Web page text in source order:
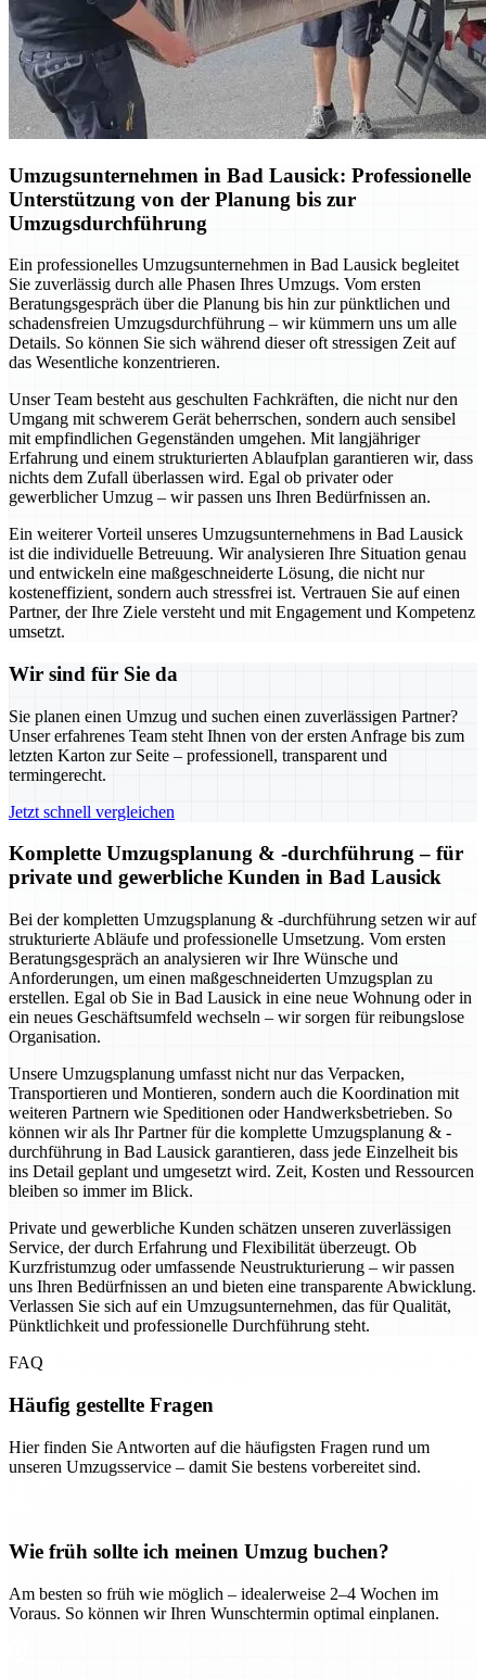
Umzugsunternehmen in Bad Lausick: Professionelle
Unterstützung von der Planung bis zur
Umzugsdurchführung
Ein professionelles Umzugsunternehmen in Bad Lausick begleitet
Sie zuverlässig durch alle Phasen Ihres Umzugs. Vom ersten
Beratungsgespräch über die Planung bis hin zur pünktlichen und
schadensfreien Umzugsdurchführung – wir kümmern uns um alle
Details. So können Sie sich während dieser oft stressigen Zeit auf
das Wesentliche konzentrieren.
Unser Team besteht aus geschulten Fachkräften, die nicht nur den
Umgang mit schwerem Gerät beherrschen, sondern auch sensibel
mit empfindlichen Gegenständen umgehen. Mit langjähriger
Erfahrung und einem strukturierten Ablaufplan garantieren wir, dass
nichts dem Zufall überlassen wird. Egal ob privater oder
gewerblicher Umzug – wir passen uns Ihren Bedürfnissen an.
Ein weiterer Vorteil unseres Umzugsunternehmens in Bad Lausick
ist die individuelle Betreuung. Wir analysieren Ihre Situation genau
und entwickeln eine maßgeschneiderte Lösung, die nicht nur
kosteneffizient, sondern auch stressfrei ist. Vertrauen Sie auf einen
Partner, der Ihre Ziele versteht und mit Engagement und Kompetenz
umsetzt.
Wir sind für Sie da
Sie planen einen Umzug und suchen einen zuverlässigen Partner?
Unser erfahrenes Team steht Ihnen von der ersten Anfrage bis zum
letzten Karton zur Seite – professionell, transparent und
termingerecht.
Jetzt schnell vergleichen
Komplette Umzugsplanung & -durchführung – für
private und gewerbliche Kunden in Bad Lausick
Bei der kompletten Umzugsplanung & -durchführung setzen wir auf
strukturierte Abläufe und professionelle Umsetzung. Vom ersten
Beratungsgespräch an analysieren wir Ihre Wünsche und
Anforderungen, um einen maßgeschneiderten Umzugsplan zu
erstellen. Egal ob Sie in Bad Lausick in eine neue Wohnung oder in
ein neues Geschäftsumfeld wechseln – wir sorgen für reibungslose
Organisation.
Unsere Umzugsplanung umfasst nicht nur das Verpacken,
Transportieren und Montieren, sondern auch die Koordination mit
weiteren Partnern wie Speditionen oder Handwerksbetrieben. So
können wir als Ihr Partner für die komplette Umzugsplanung & -
durchführung in Bad Lausick garantieren, dass jede Einzelheit bis
ins Detail geplant und umgesetzt wird. Zeit, Kosten und Ressourcen
bleiben so immer im Blick.
Private und gewerbliche Kunden schätzen unseren zuverlässigen
Service, der durch Erfahrung und Flexibilität überzeugt. Ob
Kurzfristumzug oder umfassende Neustrukturierung – wir passen
uns Ihren Bedürfnissen an und bieten eine transparente Abwicklung.
Verlassen Sie sich auf ein Umzugsunternehmen, das für Qualität,
Pünktlichkeit und professionelle Durchführung steht.
FAQ
Häufig gestellte Fragen
Hier finden Sie Antworten auf die häufigsten Fragen rund um
unseren Umzugsservice – damit Sie bestens vorbereitet sind.
Wie früh sollte ich meinen Umzug buchen?
Am besten so früh wie möglich – idealerweise 2–4 Wochen im
Voraus. So können wir Ihren Wunschtermin optimal einplanen.